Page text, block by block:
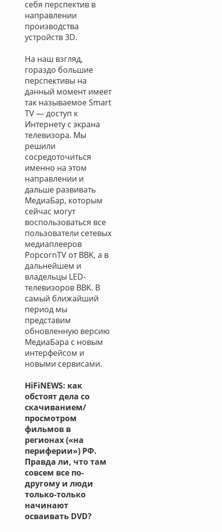
себя перспектив в
направлении
производства
устройств 3D.
На наш взгляд,
гораздо большие
перспективы на
данный момент имеет
так называемое Smart
TV — доступ к
Интернету с экрана
телевизора. Мы
решили
сосредоточиться
именно на этом
направлении и
дальше развивать
МедиаБар, которым
сейчас могут
воспользоваться все
пользователи сетевых
медиаплееров
PopcornTV от BBK, а в
дальнейшем и
владельцы LED-
телевизоров BBK. В
самый ближайший
период мы
представим
обновленную версию
МедиаБара с новым
интерфейсом и
новыми сервисами.
HiFiNEWS: как
обстоят дела со
скачиванием/
просмотром
фильмов в
регионах («на
периферии») РФ.
Правда ли, что там
совсем все по-
другому и люди
только-только
начинают
осваивать DVD?